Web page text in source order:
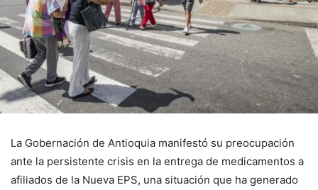
La Gobernación de Antioquia manifestó su preocupación
ante la persistente crisis en la entrega de medicamentos a
afiliados de la Nueva EPS, una situación que ha generado